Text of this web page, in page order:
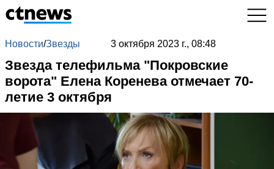
Новости/Звезды 3 октября 2023 г., 08:48
Звезда телефильма "Покровские
ворота" Елена Коренева отмечает 70-
летие 3 октября